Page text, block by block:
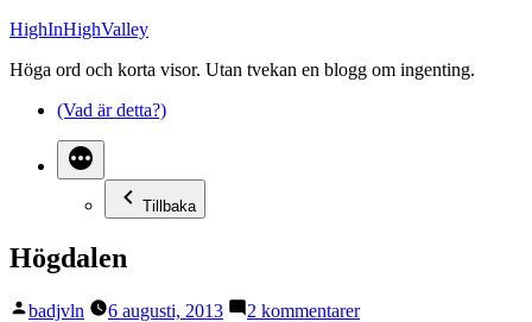
Hoppa
innehåll
HighInHighValley
Höga ord och korta visor. Utan tvekan en blogg om ingenting.
(Vad är detta?)
Tillbaka
Högdalen
Publicerat
badjvln 6 augusti, 2013 2 kommentarertill